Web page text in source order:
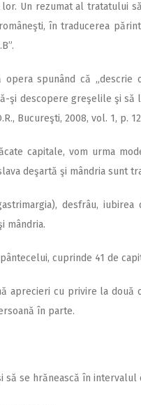
Un rezumat al tratatului
în traducerea
spunând că „descrie
şi descopere greşelile şi să
Bucureşti, 2008, vol. 1, p.
capitale, vom urma
deşartă şi mândria sunt
desfrâu, iubirea
mândria.
cuprinde 41 de
aprecieri cu privire la două
în parte.
se hrănească în intervalul